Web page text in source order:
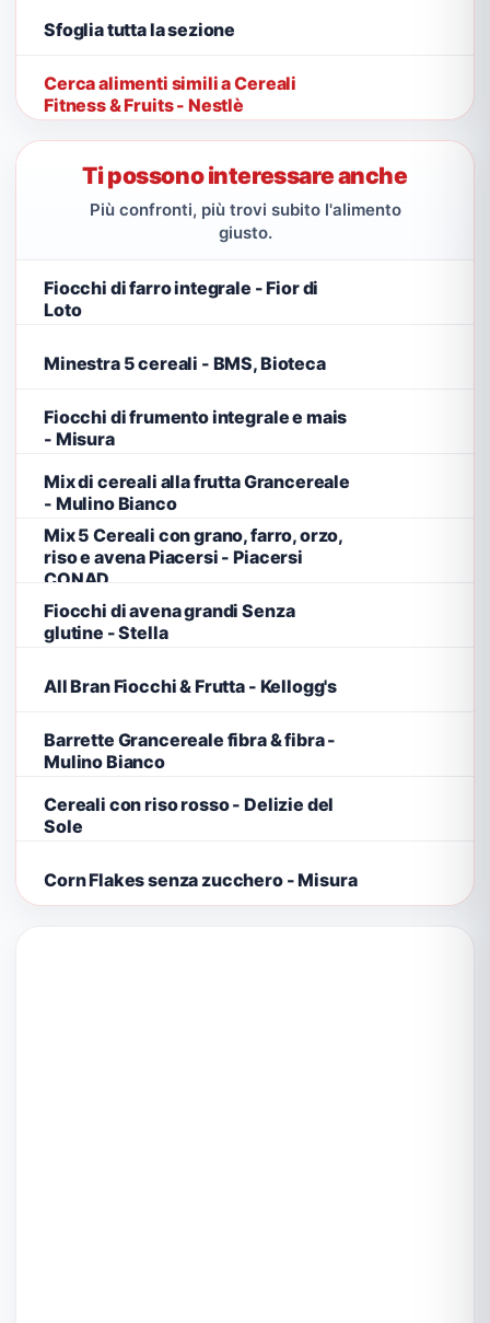
Sfoglia tutta la sezione
Cerca alimenti simili a Cereali
Fitness & Fruits - Nestlè
Ti possono interessare anche
Più confronti, più trovi subito l'alimento
giusto.
Fiocchi di farro integrale - Fior di
Loto
Minestra 5 cereali - BMS, Bioteca
Fiocchi di frumento integrale e mais
- Misura
Mix di cereali alla frutta Grancereale
- Mulino Bianco
Mix 5 Cereali con grano, farro, orzo,
riso e avena Piacersi - Piacersi
CONAD
Fiocchi di avena grandi Senza
glutine - Stella
All Bran Fiocchi & Frutta - Kellogg's
Barrette Grancereale fibra & fibra -
Mulino Bianco
Cereali con riso rosso - Delizie del
Sole
Corn Flakes senza zucchero - Misura